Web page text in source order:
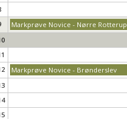
Markprøve Novice - Nørre Rotterup
Markprøve Novice - Brønderslev